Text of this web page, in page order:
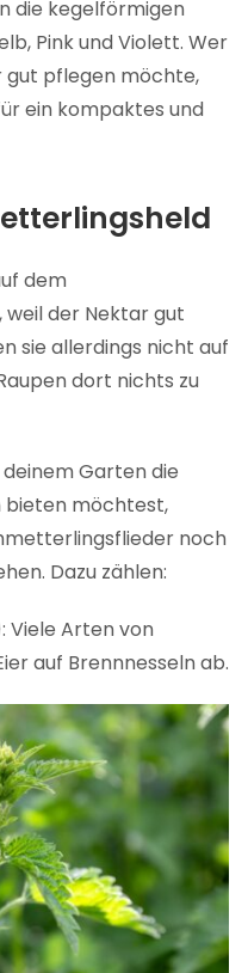
pflanzen
von
lösen
FAQ
die kegelförmigen
Pink und Violett. Wer
gut pflegen möchte,
ein kompaktes und
dem
der Nektar gut
sie allerdings nicht auf
dort nichts zu
Garten die
bieten möchtest,
noch
Dazu zählen:
Viele Arten von
auf Brennnesseln ab.